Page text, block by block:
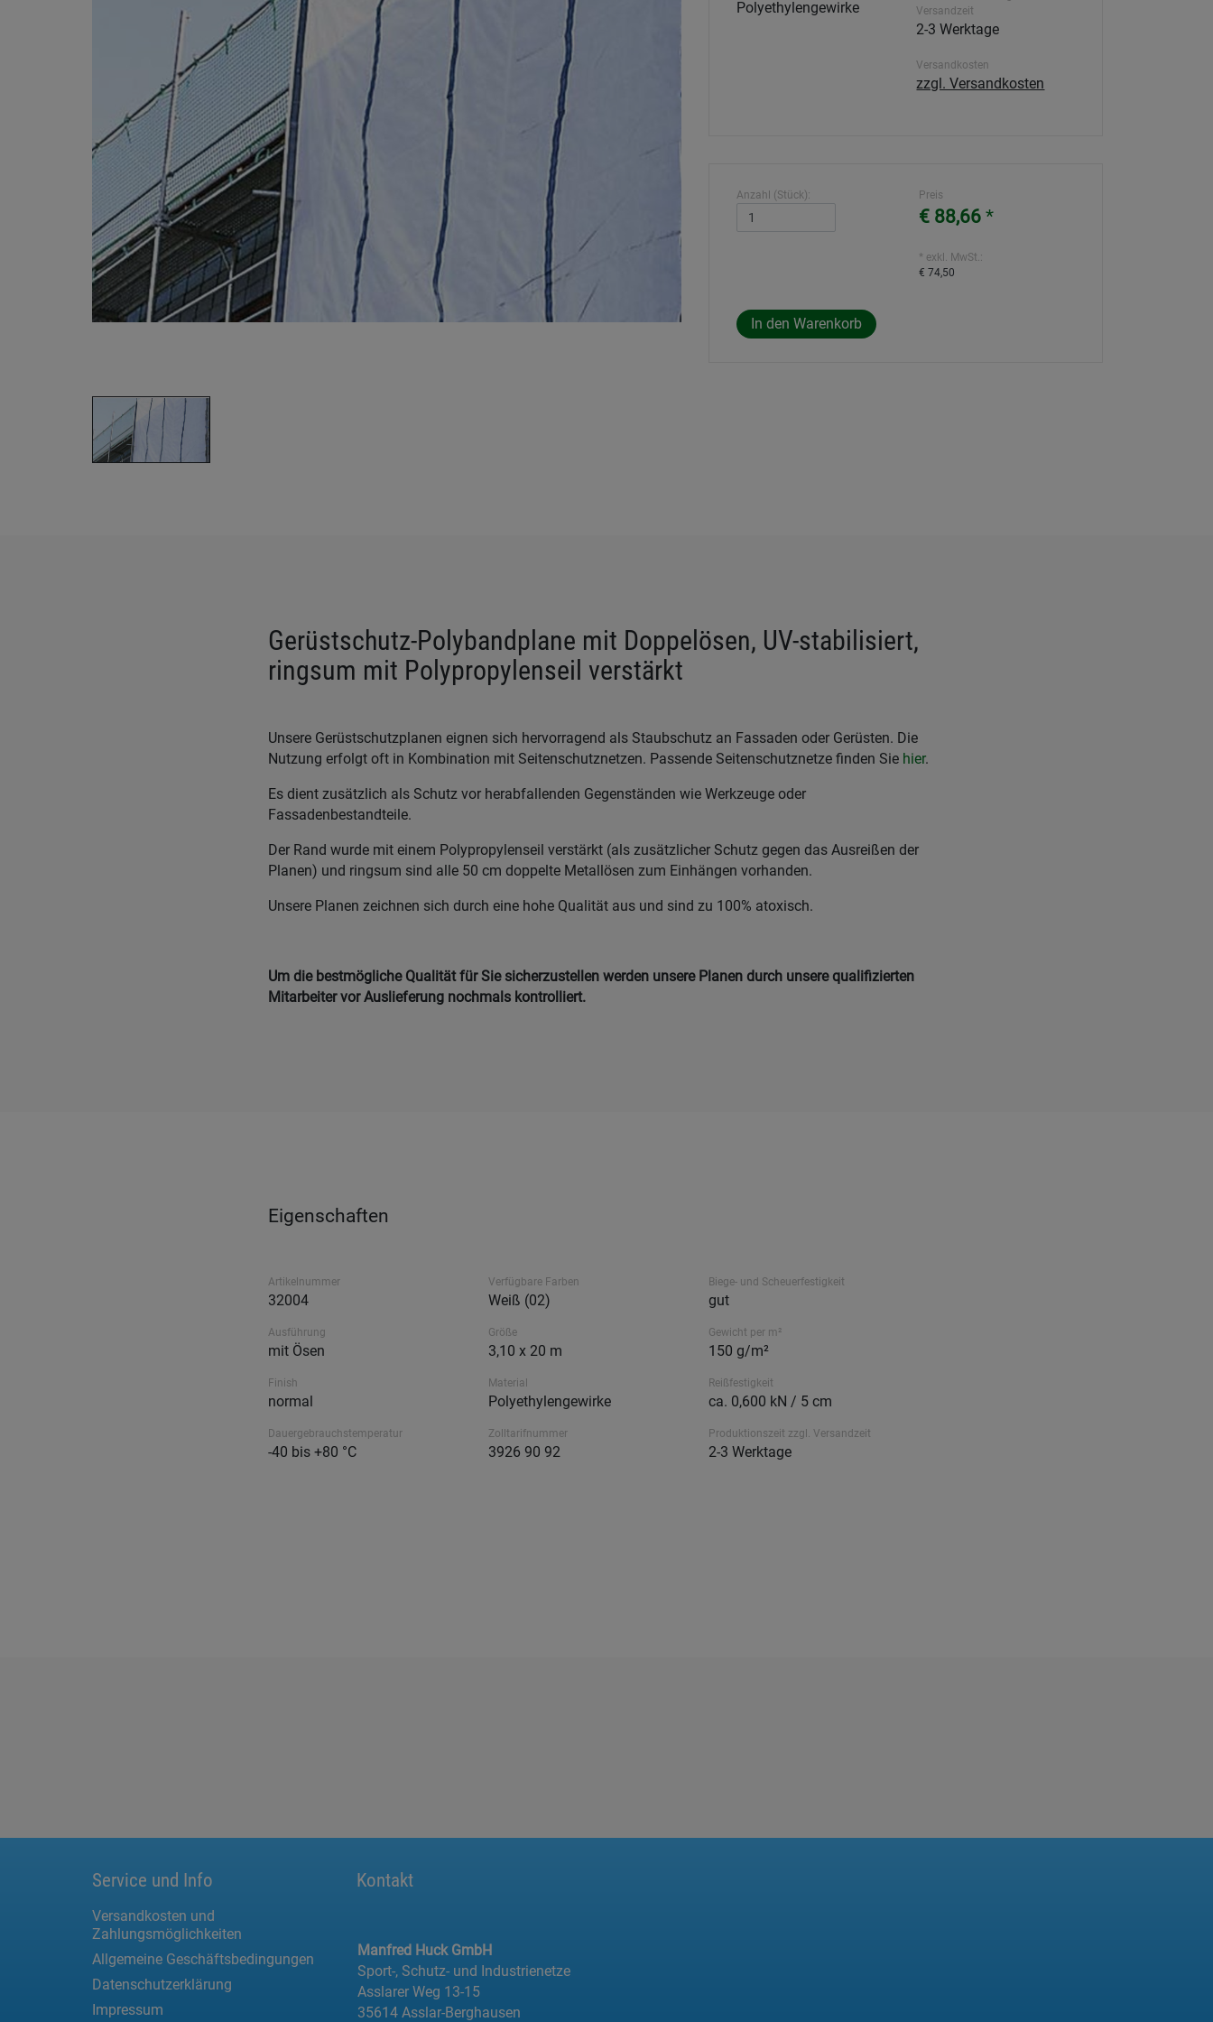
Polyethylengewirke
Versandzeit
2-3 Werktage
Versandkosten
zzgl. Versandkosten
Anzahl (Stück): Preis
€ 88,66 *
* exkl. MwSt.:
€ 74,50
Gerüstschutz-Polybandplane mit Doppelösen, UV-stabilisiert,
ringsum mit Polypropylenseil verstärkt
Unsere Gerüstschutzplanen eignen sich hervorragend als Staubschutz an Fassaden oder Gerüsten. Die
Nutzung erfolgt oft in Kombination mit Seitenschutznetzen. Passende Seitenschutznetze finden Sie hier.
Es dient zusätzlich als Schutz vor herabfallenden Gegenständen wie Werkzeuge oder
Fassadenbestandteile.
Der Rand wurde mit einem Polypropylenseil verstärkt (als zusätzlicher Schutz gegen das Ausreißen der
Planen) und ringsum sind alle 50 cm doppelte Metallösen zum Einhängen vorhanden.
Unsere Planen zeichnen sich durch eine hohe Qualität aus und sind zu 100% atoxisch.
Um die bestmögliche Qualität für Sie sicherzustellen werden unsere Planen durch unsere qualifizierten
Mitarbeiter vor Auslieferung nochmals kontrolliert.
Eigenschaften
Artikelnummer
32004
Verfügbare Farben
Weiß (02)
Biege- und Scheuerfestigkeit
gut
Ausführung
mit Ösen
Größe
3,10 x 20 m
Gewicht per m²
150 g/m²
Finish
normal
Material
Polyethylengewirke
Reißfestigkeit
ca. 0,600 kN / 5 cm
Dauergebrauchstemperatur
-40 bis +80 °C
Zolltarifnummer
3926 90 92
Produktionszeit zzgl. Versandzeit
2-3 Werktage
Service und Info
Versandkosten und
Zahlungsmöglichkeiten
Allgemeine Geschäftsbedingungen
Datenschutzerklärung
Impressum
Kontakt
Manfred Huck GmbH
Sport-, Schutz- und Industrienetze
Asslarer Weg 13-15
35614 Asslar-Berghausen